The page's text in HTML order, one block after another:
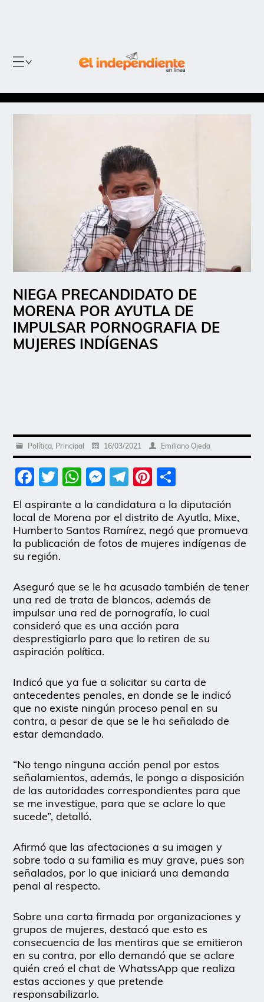
NIEGA PRECANDIDATO DE
MORENA POR AYUTLA DE
IMPULSAR PORNOGRAFIA DE
MUJERES INDÍGENAS
Política, Principal 16/03/2021 Emiliano Ojeda
Facebook
Twitter
WhatsApp
Messenger
Telegram
Pinterest
El aspirante a la candidatura a la diputación
local de Morena por el distrito de Ayutla, Mixe,
Humberto Santos Ramírez, negó que promueva
la publicación de fotos de mujeres indígenas de
su región.
Aseguró que se le ha acusado también de tener
una red de trata de blancos, además de
impulsar una red de pornografía, lo cual
consideró que es una acción para
desprestigiarlo para que lo retiren de su
aspiración política.
Indicó que ya fue a solicitar su carta de
antecedentes penales, en donde se le indicó
que no existe ningún proceso penal en su
contra, a pesar de que se le ha señalado de
estar demandado.
“No tengo ninguna acción penal por estos
señalamientos, además, le pongo a disposición
de las autoridades correspondientes para que
se me investigue, para que se aclare lo que
sucede”, detalló.
Afirmó que las afectaciones a su imagen y
sobre todo a su familia es muy grave, pues son
señalados, por lo que iniciará una demanda
penal al respecto.
Sobre una carta firmada por organizaciones y
grupos de mujeres, destacó que esto es
consecuencia de las mentiras que se emitieron
en su contra, por ello demandó que se aclare
quién creó el chat de WhatssApp que realiza
estas acciones y que pretende
responsabilizarlo.